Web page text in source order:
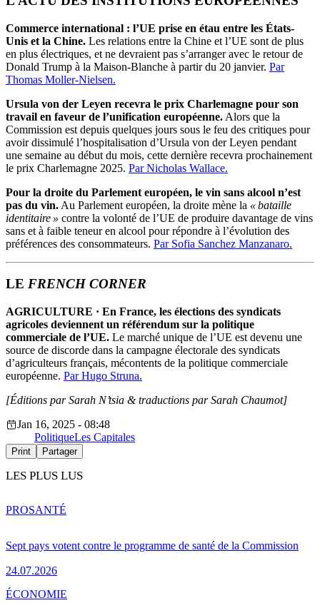
Commerce international : l’UE prise en étau entre les États-
Unis et la Chine. Les relations entre la Chine et l’UE sont de plus
en plus électriques, et ne devraient pas s’arranger avec le retour de
Donald Trump à la Maison-Blanche à partir du 20 janvier. Par
Thomas Moller-Nielsen.
Ursula von der Leyen recevra le prix Charlemagne pour son
travail en faveur de l’unification européenne. Alors que la
Commission est depuis quelques jours sous le feu des critiques pour
avoir dissimulé l’hospitalisation d’Ursula von der Leyen pendant
une semaine au début du mois, cette dernière recevra prochainement
le prix Charlemagne 2025. Par Nicholas Wallace.
Pour la droite du Parlement européen, le vin sans alcool n’est
pas du vin. Au Parlement européen, la droite mène la « bataille
identitaire » contre la volonté de l’UE de produire davantage de vins
sans et à faible teneur en alcool pour répondre à l’évolution des
préférences des consommateurs. Par Sofia Sanchez Manzanaro.
LE FRENCH CORNER
AGRICULTURE · En France, les élections des syndicats
agricoles deviennent un référendum sur la politique
commerciale de l’UE. Le marché unique de l’UE est devenu une
source de discorde dans la campagne électorale des syndicats
d’agriculteurs français, mécontents de la politique commerciale
européenne. Par Hugo Struna.
[Éditions par Sarah N’tsia & traductions par Sarah Chaumot]
Jan 16, 2025 - 08:48
PolitiqueLes Capitales
Print Partager
LES PLUS LUS
Sept pays votent contre le programme de santé de la Commission
24.07.2026
PROSANTÉ
ÉCONOMIE